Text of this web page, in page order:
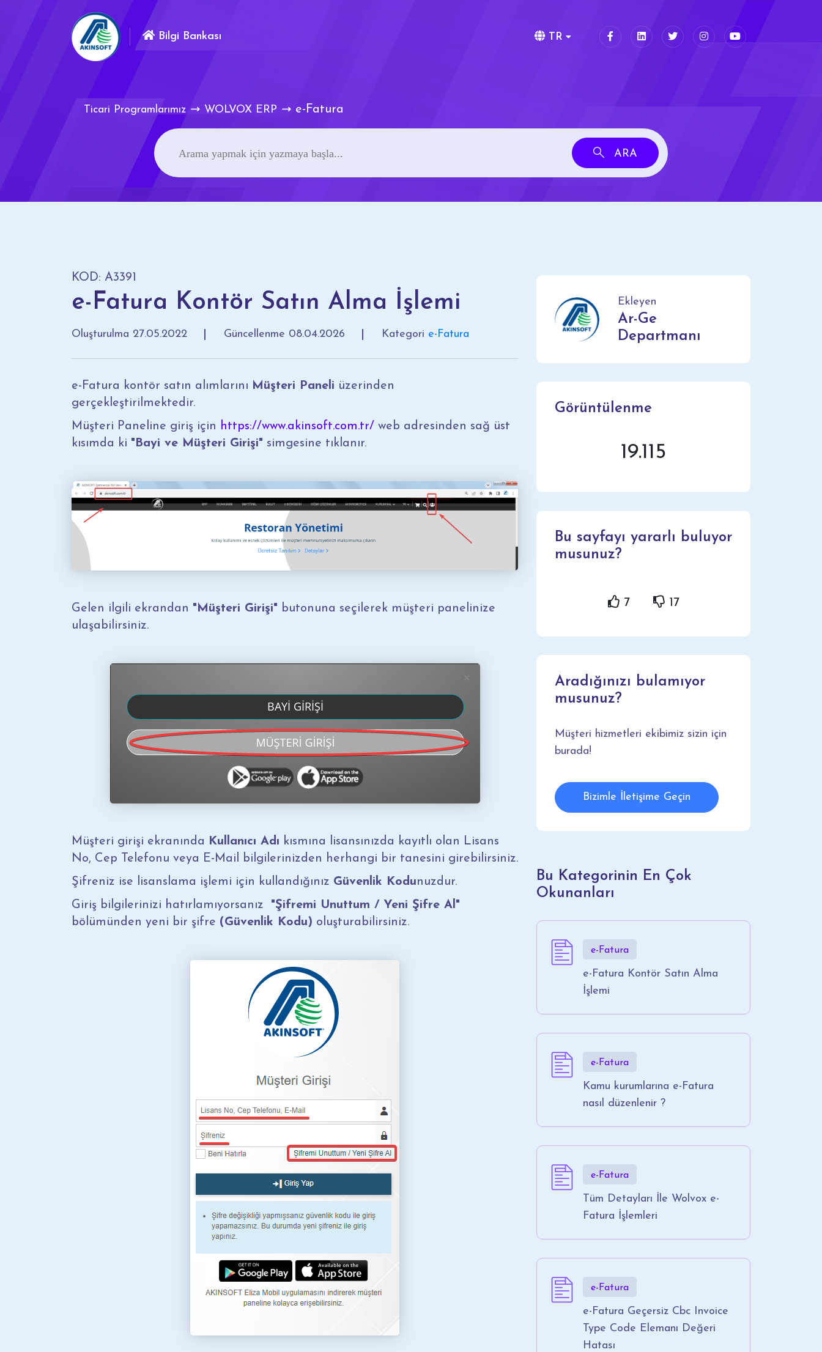
Bilgi Bankası TR
Ticari Programlarımız WOLVOX ERP e-Fatura
ARA
KOD: A3391
e-Fatura Kontör Satın Alma İşlemi
Oluşturulma 27.05.2022 Güncellenme 08.04.2026 Kategori e-Fatura
e-Fatura kontör satın alımlarını Müşteri Paneli üzerinden
gerçekleştirilmektedir.
Müşteri Paneline giriş için https://www.akinsoft.com.tr/ web adresinden sağ üst
kısımda ki "Bayi ve Müşteri Girişi" simgesine tıklanır.
Gelen ilgili ekrandan "Müşteri Girişi" butonuna seçilerek müşteri panelinize
ulaşabilirsiniz.
Müşteri girişi ekranında Kullanıcı Adı kısmına lisansınızda kayıtlı olan Lisans
No, Cep Telefonu veya E-Mail bilgilerinizden herhangi bir tanesini girebilirsiniz.
Şifreniz ise lisanslama işlemi için kullandığınız Güvenlik Kodunuzdur.
Giriş bilgilerinizi hatırlamıyorsanız "Şifremi Unuttum / Yeni Şifre Al"
bölümünden yeni bir şifre (Güvenlik Kodu) oluşturabilirsiniz.
Ekleyen
Ar-Ge
Departmanı
Görüntülenme
19.115
Bu sayfayı yararlı buluyor
musunuz?
7 17
Aradığınızı bulamıyor
musunuz?
Müşteri hizmetleri ekibimiz sizin için
burada!
Bizimle İletişime Geçin
Bu Kategorinin En Çok
Okunanları
e-Fatura
e-Fatura Kontör Satın Alma
İşlemi
e-Fatura
Kamu kurumlarına e-Fatura
nasıl düzenlenir ?
e-Fatura
Tüm Detayları İle Wolvox e-
Fatura İşlemleri
e-Fatura
e-Fatura Geçersiz Cbc Invoice
Type Code Elemanı Değeri
Hatası